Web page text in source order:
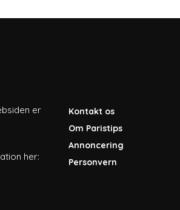
er
her:
Kontakt os
Om Paristips
Annoncering
Personvern